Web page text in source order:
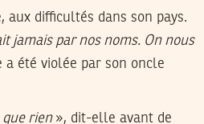
aux difficultés dans son pays.
jamais par nos noms. On nous
été violée par son oncle
rien», dit-elle avant de